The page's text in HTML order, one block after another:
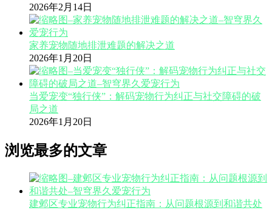
2026年2月14日
家养宠物随地排泄难题的解决之道
2026年1月20日
当爱宠变“独行侠”：解码宠物行为纠正与社交障碍的破
局之道
2026年1月20日
浏览最多的文章
建邺区专业宠物行为纠正指南：从问题根源到和谐共处